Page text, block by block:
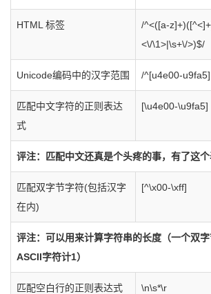
HTML 标签
/^<([a-
<\/\1>|\s+\/>)$/
Unicode编码中的汉字范围 /^[u4e00-
匹配中文字符的正则表达
式
[\u4e00-\u9fa5]
评注：匹配中文还真是个头疼的事，有了这
匹配双字节字符(包括汉字
在内)
[^\x00-\xff]
评注：可以用来计算字符串的长度（一个双字
ASCII字符计1）
匹配空白行的正则表达式 \n\s*\r